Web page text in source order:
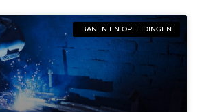
BANEN EN OPLEIDINGEN